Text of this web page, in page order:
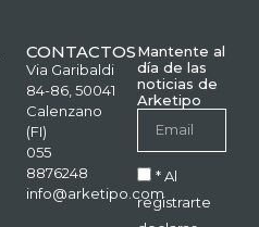
CONTACTOS
Via Garibaldi
84-86, 50041
Calenzano
(FI)
055
8876248
info@arketipo.com
Mantente al
día de las
noticias de
Arketipo
* Al
registrarte